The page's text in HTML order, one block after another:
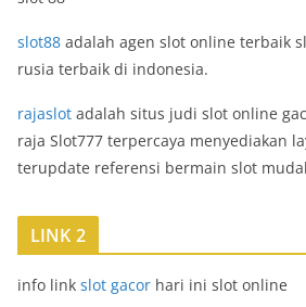
slot88 adalah agen slot online terbaik
rusia terbaik di indonesia.
rajaslot adalah situs judi slot online
raja Slot777 terpercaya menyediakan
terupdate referensi bermain slot
LINK 2
info link slot gacor hari ini slot online